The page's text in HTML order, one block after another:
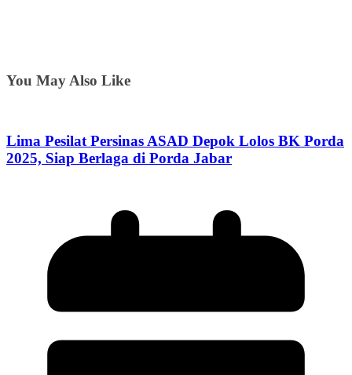
You May Also Like
Lima Pesilat Persinas ASAD Depok Lolos BK Porda
2025, Siap Berlaga di Porda Jabar